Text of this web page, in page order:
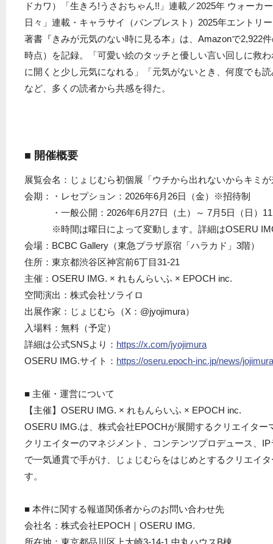
ドカワ）「生きろ!うさおちゃん!!」連載／2025年 ウォーカ
日々」連載・キャラサイ（バンプレスト）2025年エントリ
著書『きみが元気のない時に見る本』は、Amazonで2,922
時点）を記録。「可愛い絵のタッチと優しい言い回しに救
に開くと少し元気になれる」「元気がないとき、何度でも
など、多くの読者から共感を得た。
■ 開催概要
展覧会名：じょじむら初個展「ウチから出れないからキミ
会期：・レセプション：2026年6月26日（金）※招待制
・一般公開：2026年6月27日（土）～ 7月5日（日）
※時間は曜日によって変動します。詳細はOSERU
会場：BCBC Gallery（東急プラザ原宿「ハラカド」3階）
住所：東京都渋谷区神宮前6丁目31-21
主催：OSERU IMG. × れもんらいふ × EPOCH inc.
空間演出：株式会社ソライロ
出展作家：じょじむら（X：@jyojimura）
入場料：無料（予定）
詳細は公式SNSより： https://x.com/jyojimura
OSERU IMG.サイト： https://oseru.epoch-inc.jp/news/
■ 主催・運営について
【主催】OSERU IMG. × れもんらいふ × EPOCH inc.
OSERU IMG.は、株式会社EPOCHが展開するクリエイター
クリエイターのマネジメント、コンテンツプロデュース、
で一気通貫で手がけ、じょじむらをはじめとするクリエイ
す。
■ 本件に関する報道関係者からのお問い合わせ先
会社名：株式会社EPOCH｜OSERU IMG.
所在地：東京都品川区上大崎3-14-1 中丸ハウスB棟